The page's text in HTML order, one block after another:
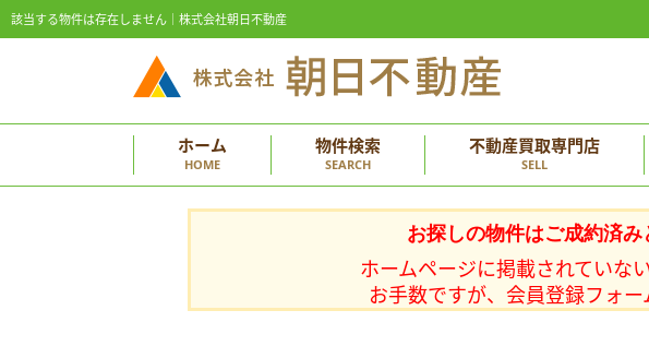
該当する物件は存在しません｜株式会社朝日不動産
ホーム
HOME
物件検索
SEARCH
不動産買取専門店
SELL
お探しの物件はご成約済み
ホームページに掲載されていな
お手数ですが、会員登録フォー